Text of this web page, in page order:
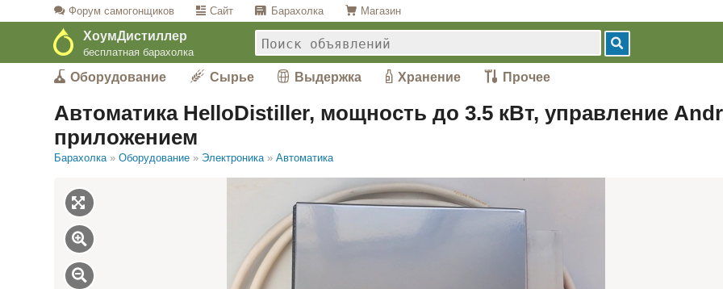
Форум самогонщиков Сайт Барахолка Магазин
ХоумДистиллер
бесплатная барахолка
Оборудование Сырье Выдержка Хранение Прочее
Автоматика HelloDistiller, мощность до 3.5 кВт, управление
приложением
Барахолка » Оборудование » Электроника » Автоматика